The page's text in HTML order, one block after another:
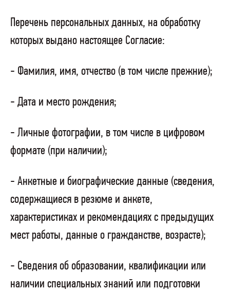
Перечень персональных данных, на обработку
которых выдано настоящее Согласие:
- Фамилия, имя, отчество (в том числе прежние);
- Дата и место рождения;
- Личные фотографии, в том числе в цифровом
формате (при наличии);
- Анкетные и биографические данные (сведения,
содержащиеся в резюме и анкете,
характеристиках и рекомендациях с предыдущих
мест работы, данные о гражданстве, возрасте);
- Сведения об образовании, квалификации или
наличии специальных знаний или подготовки